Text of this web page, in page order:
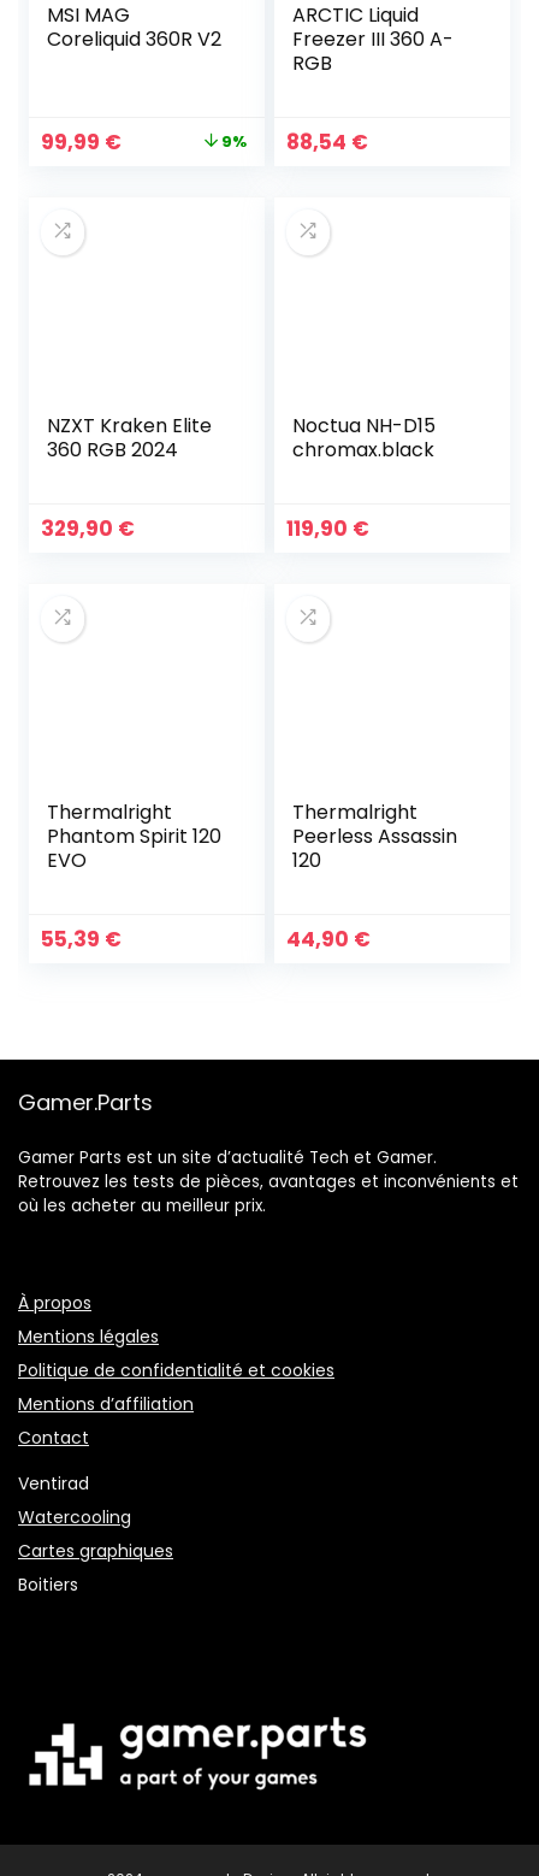
MSI MAG
Coreliquid 360R V2
Le
109,95 €.
99,99 € 9%
ARCTIC Liquid
Freezer III 360 A-
RGB
88,54 €
NZXT Kraken Elite
360 RGB 2024
329,90 €
Noctua NH-D15
chromax.black
119,90 €
Thermalright
Phantom Spirit 120
EVO
55,39 €
Thermalright
Peerless Assassin
120
44,90 €
Gamer.Parts
Gamer Parts est un site d’actualité Tech et Gamer.
Retrouvez les tests de pièces, avantages et inconvénients et
où les acheter au meilleur prix.
À propos
Mentions légales
Politique de confidentialité et cookies
Mentions d’affiliation
Contact
Ventirad
Watercooling
Cartes graphiques
Boitiers